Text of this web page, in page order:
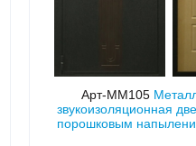
Арт-ММ105
звукоизоляционная
порошковым